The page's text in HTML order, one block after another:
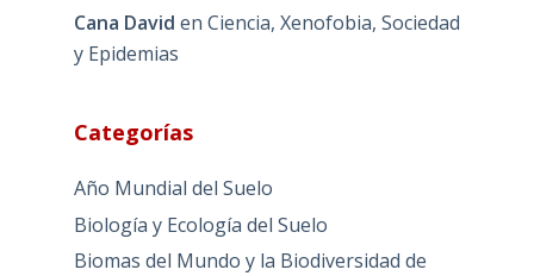
Cana David en Ciencia, Xenofobia, Sociedad
y Epidemias
Categorías
Año Mundial del Suelo
Biología y Ecología del Suelo
Biomas del Mundo y la Biodiversidad de